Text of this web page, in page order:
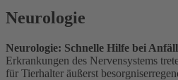
Neurologie
Neurologie: Schnelle Hilfe bei
Erkrankungen des Nervensystems
für Tierhalter äußerst